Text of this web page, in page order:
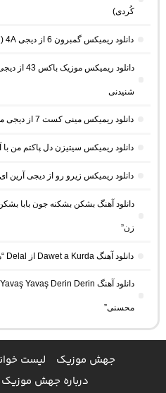
کُردی)
دانلود ریمیکس گمبرون 6 از دیجی 4A (ریمیکس طولانی شاد بندری جنوبی)
دانلود
شنیدنی
دانلود ریمیکس مینی کست 7 از دیجی مهراس
دانلود ریمیکس سیتیزن دل پاکتم من
دانلود ریمیکس زیرو رو از دیجی آرین
دانلود آهنگ بشکن بشکنه جون بابا
زن”
دانلود آهنگ Dawet a Kurda از Delal “هوش مصنوعی کرد ترند اینستا”
محسنی”
جهش موزیک لیست
درباره جهش موزیک